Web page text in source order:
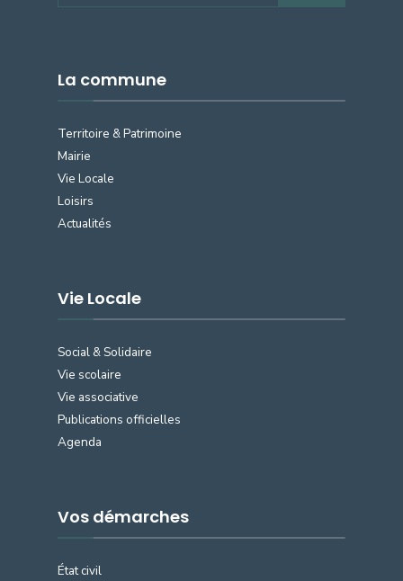
La commune
Territoire & Patrimoine
Mairie
Vie Locale
Loisirs
Actualités
Vie Locale
Social & Solidaire
Vie scolaire
Vie associative
Publications officielles
Agenda
Vos démarches
État civil